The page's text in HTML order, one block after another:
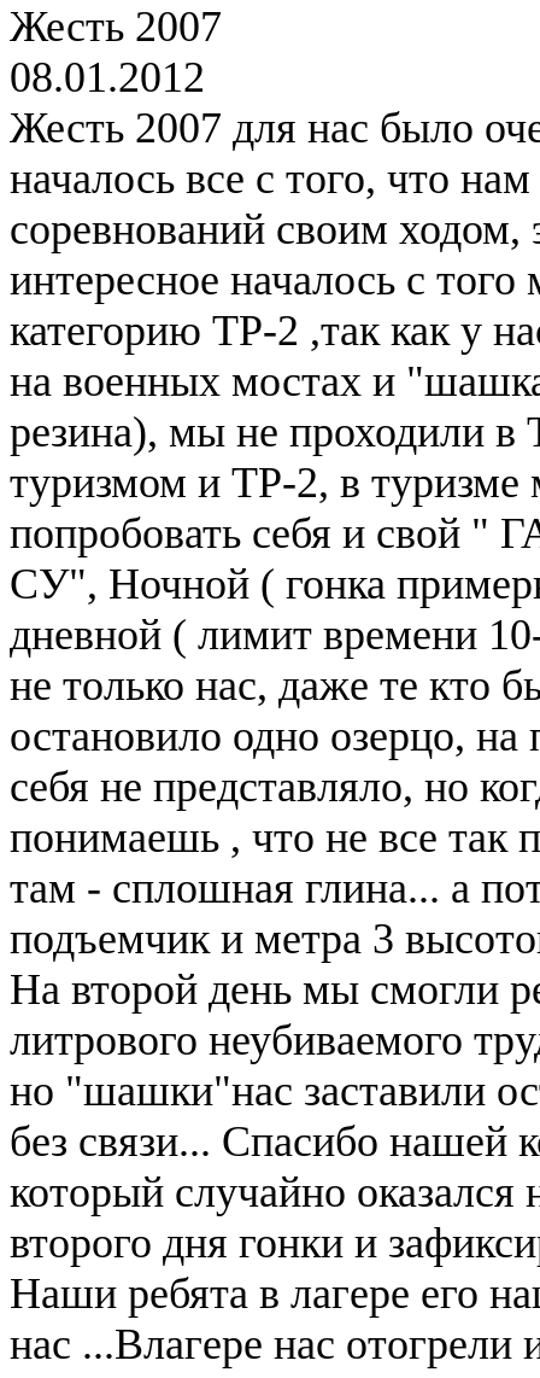
Жесть 2007
08.01.2012
Жесть 2007 для нас было
началось все с того, что
соревнований своим
интересное началось с
категорию ТР-2 ,так как у
на военных мостах и
резина), мы не проходили
туризмом и ТР-2, в
попробовать себя и свой
СУ", Ночной ( гонка
дневной ( лимит времени
не только нас, даже те кто
остановило одно озерцо, на
себя не представляло, но
понимаешь , что не все так
там - сплошная глина... а
подъемчик и метра 3
На второй день мы смогли
литрового неубиваемого
но "шашки"нас заставили
без связи... Спасибо нашей
который случайно оказался
второго дня гонки и
Наши ребята в лагере его
нас ...Влагере нас